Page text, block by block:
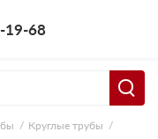
19-68
Круглые трубы